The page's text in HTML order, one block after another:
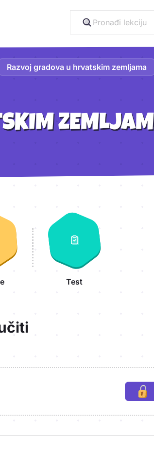
Razvoj gradova u hrvatskim zemljama
Test